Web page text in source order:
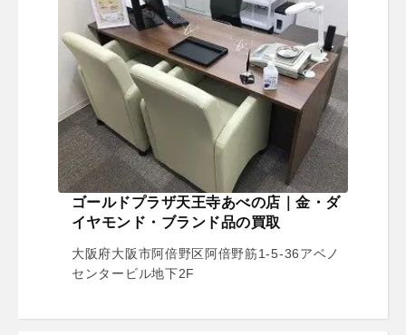
ゴールドプラザ天王寺あべの店｜金・ダ
イヤモンド・ブランド品の買取
大阪府大阪市阿倍野区阿倍野筋1-5-36アベノ
センタービル地下2F